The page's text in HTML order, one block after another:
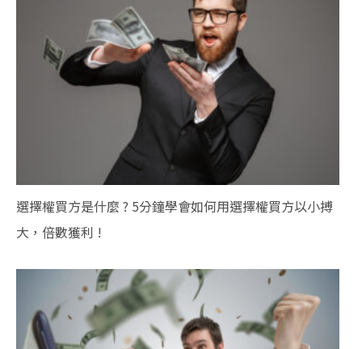
選擇權買方是什麼 ? 5分鐘學會如何用選擇權買方以小搏
大，倍數獲利 !